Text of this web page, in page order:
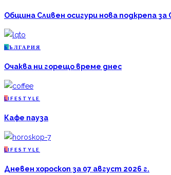
Община Сливен осигури нова подкрепа
Б ЪЛГАРИЯ
Очаква ни горещо време днес
L IFESTYLE
Кафе пауза
L IFESTYLE
Дневен хороскоп за 07 август 2026 г.